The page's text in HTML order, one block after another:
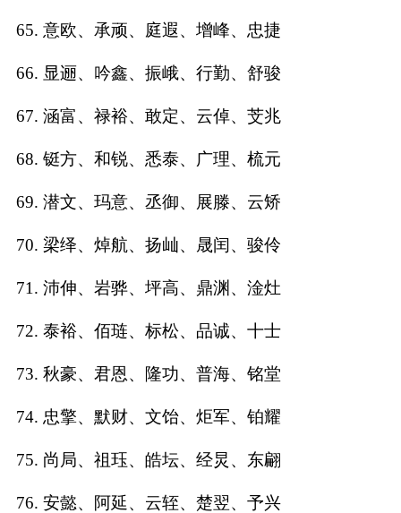
65. 意欧、承顽、庭遐、增峰、忠捷
66. 显逦、吟鑫、振峨、行勤、舒骏
67. 涵富、禄裕、敢定、云倬、芠兆
68. 铤方、和锐、悉泰、广理、梳元
69. 潜文、玛意、丞御、展滕、云矫
70. 梁绎、焯航、扬屾、晟闰、骏伶
71. 沛伸、岩骅、坪高、鼎渊、淦灶
72. 泰裕、佰琏、标松、品诚、十士
73. 秋豪、君恩、隆功、普海、铭堂
74. 忠擎、默财、文饴、炬军、铂耀
75. 尚局、祖珏、皓坛、经炅、东翩
76. 安懿、阿延、云轾、楚翌、予兴